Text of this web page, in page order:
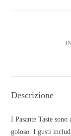
Descrizione
I Pasante Taste
goloso. I gusti